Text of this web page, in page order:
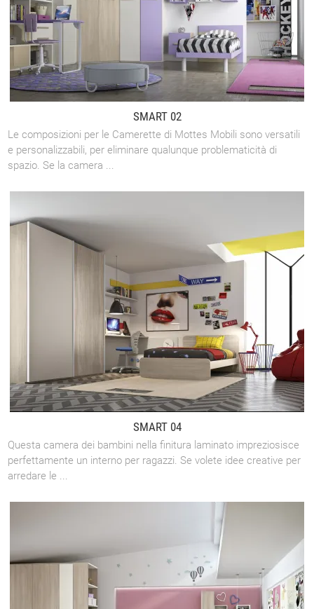
SMART 02
Le composizioni per le Camerette di Mottes Mobili sono versatili
e personalizzabili, per eliminare qualunque problematicità di
spazio. Se la camera ...
SMART 04
Questa camera dei bambini nella finitura laminato impreziosisce
perfettamente un interno per ragazzi. Se volete idee creative per
arredare le ...